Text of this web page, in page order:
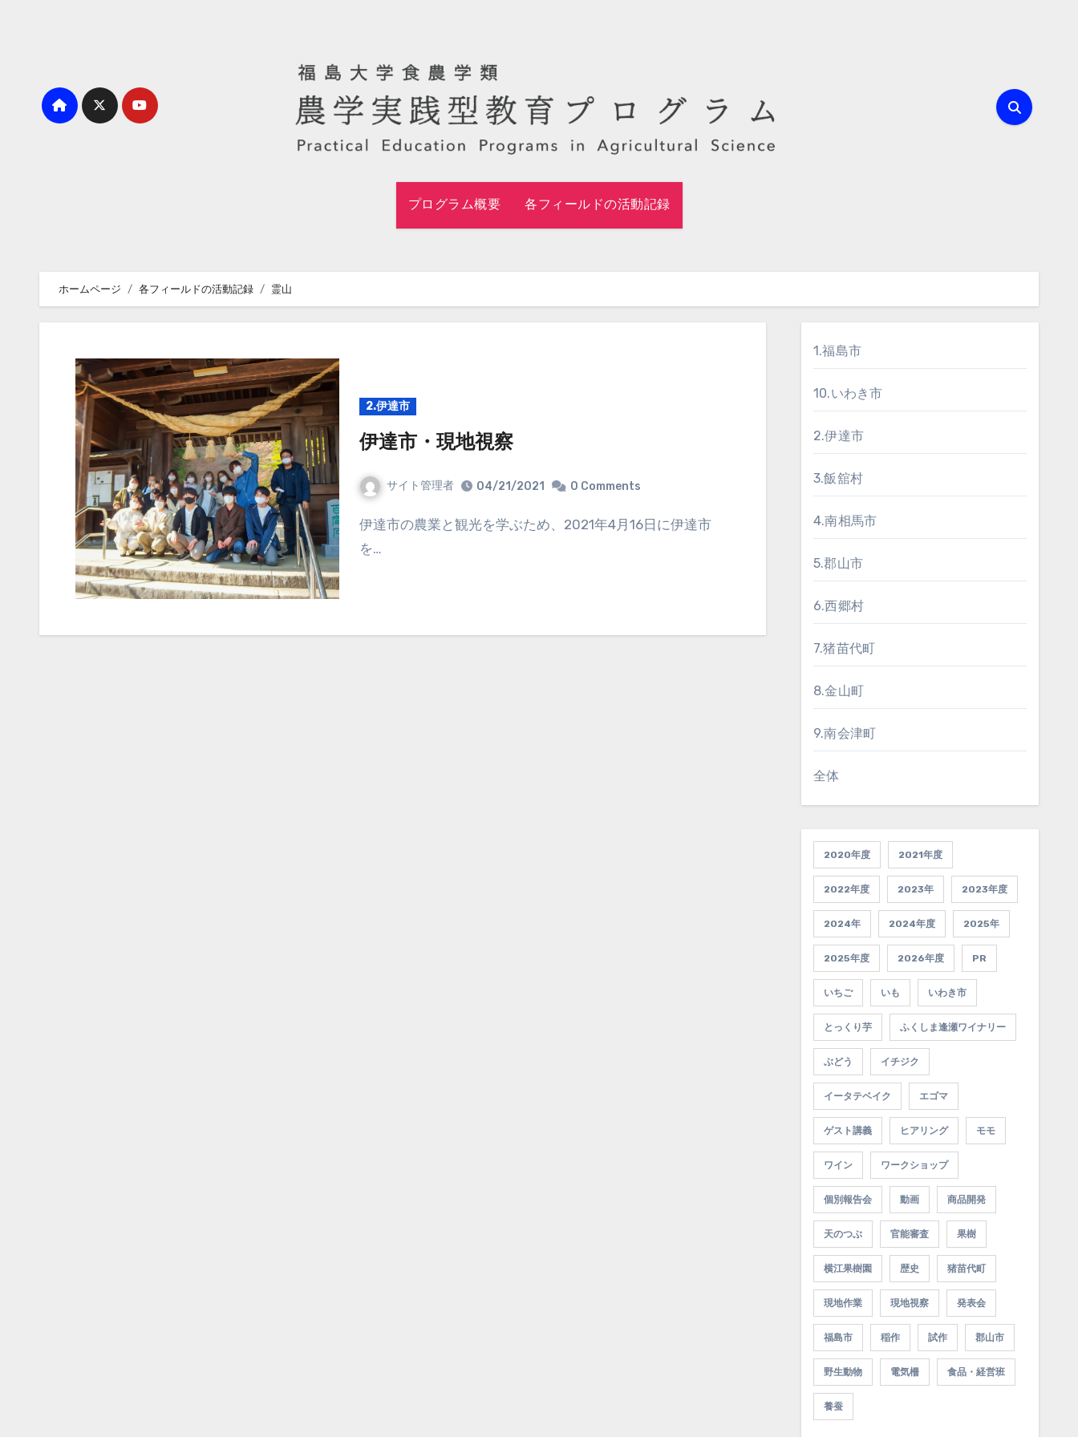
プログラム概要 各フィールドの活動記録
ホームページ 各フィールドの活動記録 霊山
2.伊達市
伊達市・現地視察
サイト管理者 04/21/2021 0 Comments
伊達市の農業と観光を学ぶため、2021年4月16日に伊達市
を…
1.福島市
10.いわき市
2.伊達市
3.飯舘村
4.南相馬市
5.郡山市
6.西郷村
7.猪苗代町
8.金山町
9.南会津町
全体
2020年度 2021年度
2022年度 2023年 2023年度
2024年 2024年度 2025年
2025年度 2026年度 PR
いちご いも いわき市
とっくり芋 ふくしま逢瀬ワイナリー
ぶどう イチジク
イータテベイク エゴマ
ゲスト講義 ヒアリング モモ
ワイン ワークショップ
個別報告会 動画 商品開発
天のつぶ 官能審査 果樹
横江果樹園 歴史 猪苗代町
現地作業 現地視察 発表会
福島市 稲作 試作 郡山市
野生動物 電気柵 食品・経営班
養蚕